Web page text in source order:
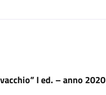
I ed. – anno 2020